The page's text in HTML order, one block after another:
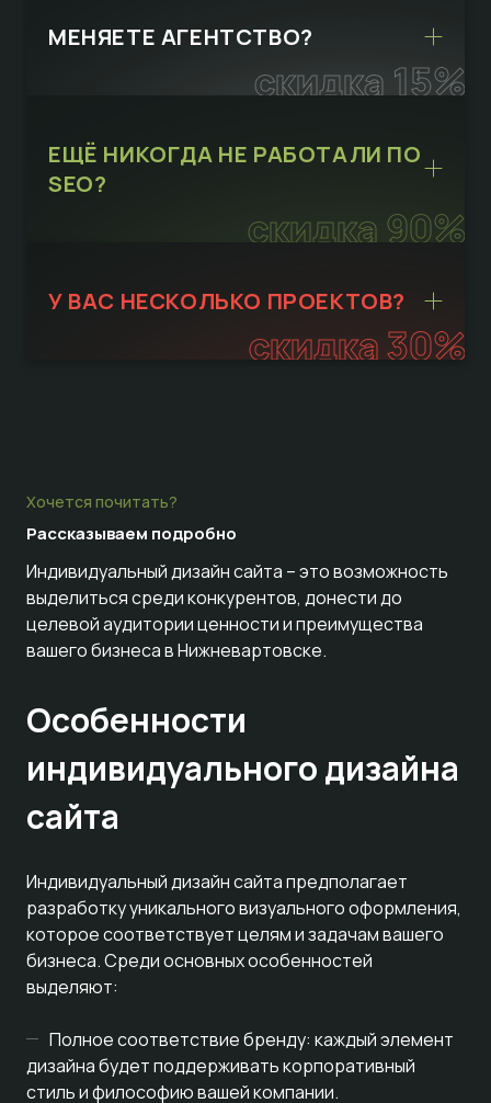
скидка 15%
МЕНЯЕТЕ АГЕНТСТВО?
скидка 90%
ЕЩЁ НИКОГДА НЕ РАБОТАЛИ ПО
SEO?
скидка 30%
У ВАС НЕСКОЛЬКО ПРОЕКТОВ?
Хочется почитать?
Рассказываем подробно
Индивидуальный дизайн сайта – это возможность
выделиться среди конкурентов, донести до
целевой аудитории ценности и преимущества
вашего бизнеса в Нижневартовске.
Особенности
индивидуального дизайна
сайта
Индивидуальный дизайн сайта предполагает
разработку уникального визуального оформления,
которое соответствует целям и задачам вашего
бизнеса. Среди основных особенностей
выделяют:
Полное соответствие бренду: каждый элемент
дизайна будет поддерживать корпоративный
стиль и философию вашей компании.